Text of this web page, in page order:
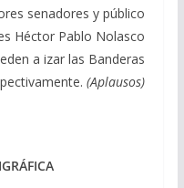
senadores y público
Héctor Pablo Nolasco
a izar las Banderas
(Aplausos)